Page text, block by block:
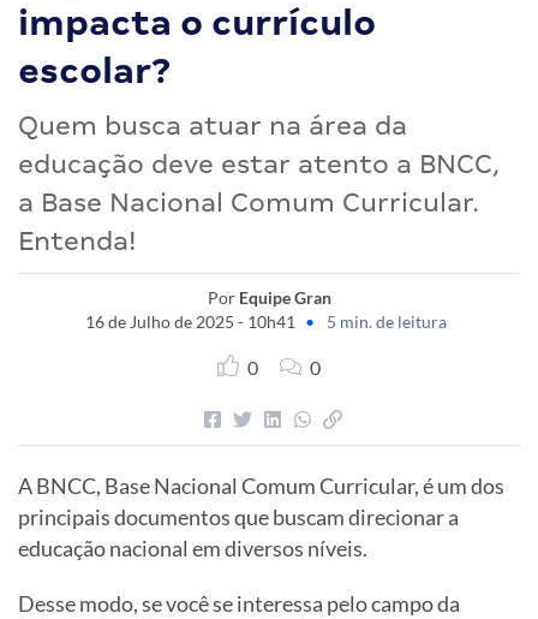
impacta o currículo
escolar?
Quem busca atuar na área da
educação deve estar atento a BNCC,
a Base Nacional Comum Curricular.
Entenda!
Por Equipe Gran
16 de Julho de 2025 - 10h41
• 5 min. de leitura
0 0
A BNCC, Base Nacional Comum Curricular, é um dos
principais documentos que buscam direcionar a
educação nacional em diversos níveis.
Desse modo, se você se interessa pelo campo da